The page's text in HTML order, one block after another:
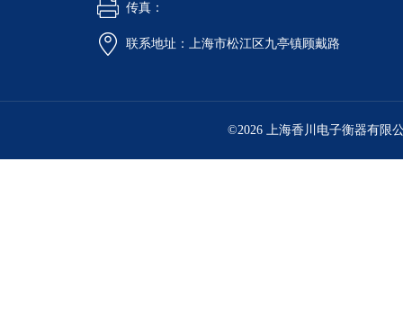
传真：
联系地址：上海市松江区九亭镇顾戴路
©2026 上海香川电子衡器有限